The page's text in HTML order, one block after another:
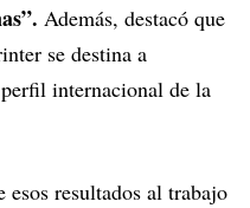
Además, destacó que
se destina a
internacional de la
resultados al trabajo